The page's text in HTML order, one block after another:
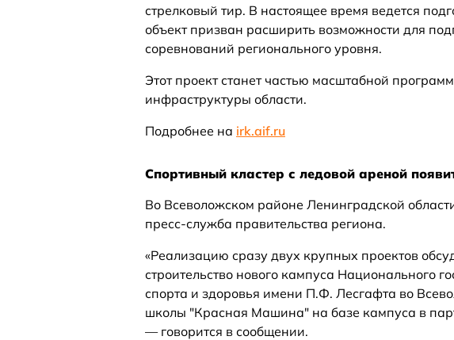
стрелковый тир. В настоящее время ведется
объект призван расширить возможности для
соревнований регионального уровня.
Этот проект станет частью масштабной
инфраструктуры области.
Подробнее на irk.aif.ru
Спортивный кластер с ледовой ареной
Во Всеволожском районе Ленинградской
пресс-служба правительства региона.
«Реализацию сразу двух крупных проектов
строительство нового кампуса Национального
спорта и здоровья имени П.Ф. Лесгафта во
школы "Красная Машина" на базе кампуса в
— говорится в сообщении.